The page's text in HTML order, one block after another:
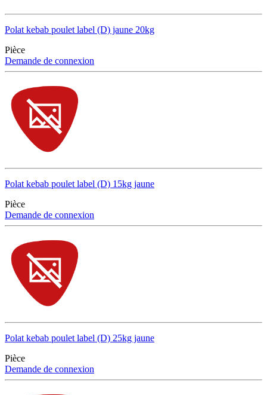
Polat kebab poulet label (D) jaune 20kg
Pièce
Demande de connexion
Polat kebab poulet label (D) 15kg jaune
Pièce
Demande de connexion
Polat kebab poulet label (D) 25kg jaune
Pièce
Demande de connexion